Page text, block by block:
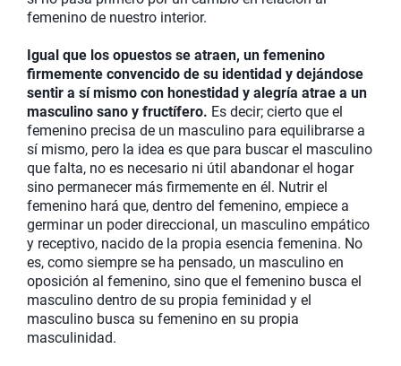
femenino de nuestro interior.
Igual que los opuestos se atraen, un femenino
firmemente convencido de su identidad y dejándose
sentir a sí mismo con honestidad y alegría atrae a un
masculino sano y fructífero. Es decir; cierto que el
femenino precisa de un masculino para equilibrarse a
sí mismo, pero la idea es que para buscar el masculino
que falta, no es necesario ni útil abandonar el hogar
sino permanecer más firmemente en él. Nutrir el
femenino hará que, dentro del femenino, empiece a
germinar un poder direccional, un masculino empático
y receptivo, nacido de la propia esencia femenina. No
es, como siempre se ha pensado, un masculino en
oposición al femenino, sino que el femenino busca el
masculino dentro de su propia feminidad y el
masculino busca su femenino en su propia
masculinidad.